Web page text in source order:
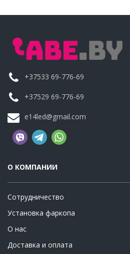
+37533 69-776-69
+37529 69-776-69
e14led@gmail.com
О КОМПАНИИ
Сотрудничество
Установка фаркопа
О нас
Доставка и оплата